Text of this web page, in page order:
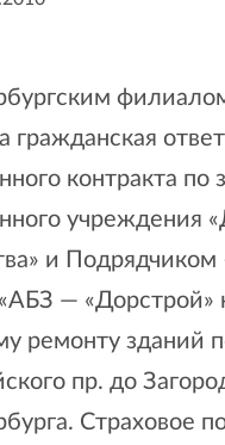
гражданская
контракта по
учреждения
и
— «Дорстрой»
ремонту зданий
пр. до
Страховое